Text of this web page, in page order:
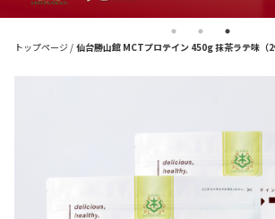
トップページ / 仙台勝山館 MCTプロテイン 450g 抹茶ラテ味（2